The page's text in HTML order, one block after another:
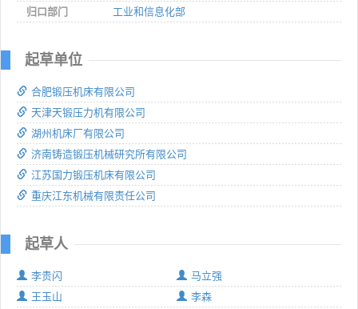
归口部门
工业和信息化部
起草单位
合肥锻压机床有限公司
天津天锻压力机有限公司
湖州机床厂有限公司
济南铸造锻压机械研究所有限公司
江苏国力锻压机床有限公司
重庆江东机械有限责任公司
起草人
李贵闪
马立强
王玉山
李森